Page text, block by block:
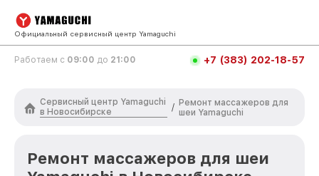
Официальный сервисный центр Yamaguchi
Работаем с 09:00 до 21:00 +7 (383) 202-18-57
Сервисный центр Yamaguchi
в Новосибирске
/ Ремонт массажеров для
шеи Yamaguchi
Ремонт массажеров для шеи